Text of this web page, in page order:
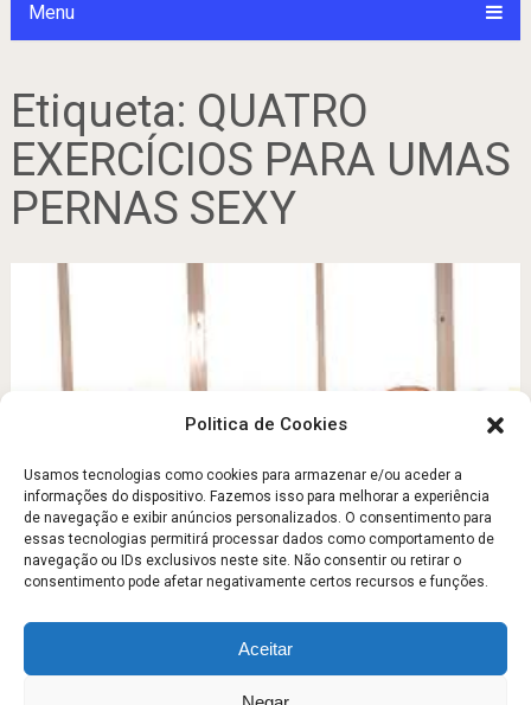
Politica de Cookies
Usamos tecnologias como cookies para armazenar e/ou aceder a
informações do dispositivo. Fazemos isso para melhorar a experiência
de navegação e exibir anúncios personalizados. O consentimento para
essas tecnologias permitirá processar dados como comportamento de
navegação ou IDs exclusivos neste site. Não consentir ou retirar o
consentimento pode afetar negativamente certos recursos e funções.
Aceitar
Menu
Etiqueta: QUATRO
EXERCÍCIOS PARA UMAS
PERNAS SEXY
QUATRO EXERCÍCIOS PARA UMAS PERNAS SEXY
Dezembro 7, 2011
Escola FitnessCopyright © 2026.